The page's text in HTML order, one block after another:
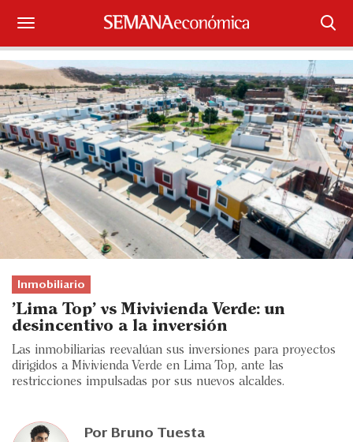
Suscríbase
Iniciar sesión
Portada
¿Qué está pasando?
Sectores y Empresas
Management
Economía y Finanzas
Legal y Política
Eventos
Ranking CEO
Inmobiliario
'Lima Top' vs Mivivienda Verde: un
desincentivo a la inversión
Las inmobiliarias reevalúan sus inversiones para proyectos
dirigidos a Mivivienda Verde en Lima Top, ante las
restricciones impulsadas por sus nuevos alcaldes.
Por Bruno Tuesta